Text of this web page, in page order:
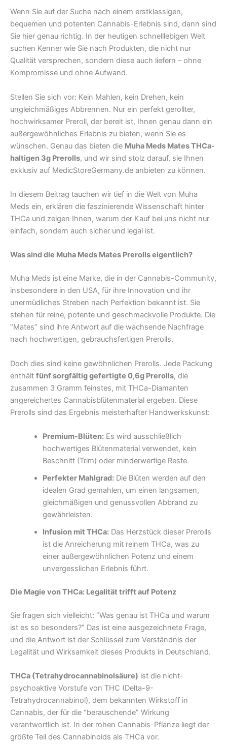
Wenn Sie auf der Suche nach einem erstklassigen,
bequemen und potenten Cannabis-Erlebnis sind, dann sind
Sie hier genau richtig. In der heutigen schnelllebigen Welt
suchen Kenner wie Sie nach Produkten, die nicht nur
Qualität versprechen, sondern diese auch liefern – ohne
Kompromisse und ohne Aufwand.
Stellen Sie sich vor: Kein Mahlen, kein Drehen, kein
ungleichmäßiges Abbrennen. Nur ein perfekt gerollter,
hochwirksamer Preroll, der bereit ist, Ihnen genau dann ein
außergewöhnliches Erlebnis zu bieten, wenn Sie es
wünschen. Genau das bieten die Muha Meds Mates THCa-
haltigen 3g Prerolls, und wir sind stolz darauf, sie Ihnen
exklusiv auf MedicStoreGermany.de anbieten zu können.
In diesem Beitrag tauchen wir tief in die Welt von Muha
Meds ein, erklären die faszinierende Wissenschaft hinter
THCa und zeigen Ihnen, warum der Kauf bei uns nicht nur
einfach, sondern auch sicher und legal ist.
Was sind die Muha Meds Mates Prerolls eigentlich?
Muha Meds ist eine Marke, die in der Cannabis-Community,
insbesondere in den USA, für ihre Innovation und ihr
unermüdliches Streben nach Perfektion bekannt ist. Sie
stehen für reine, potente und geschmackvolle Produkte. Die
“Mates” sind ihre Antwort auf die wachsende Nachfrage
nach hochwertigen, gebrauchsfertigen Prerolls.
Doch dies sind keine gewöhnlichen Prerolls. Jede Packung
enthält fünf sorgfältig gefertigte 0,6g Prerolls, die
zusammen 3 Gramm feinstes, mit THCa-Diamanten
angereichertes Cannabisblütenmaterial ergeben. Diese
Prerolls sind das Ergebnis meisterhafter Handwerkskunst:
Premium-Blüten:Es wird ausschließlich
hochwertiges Blütenmaterial verwendet, kein
Beschnitt (Trim) oder minderwertige Reste.
Perfekter Mahlgrad:Die Blüten werden auf den
idealen Grad gemahlen, um einen langsamen,
gleichmäßigen und genussvollen Abbrand zu
gewährleisten.
Infusion mit THCa:Das Herzstück dieser Prerolls
ist die Anreicherung mit reinem THCa, was zu
einer außergewöhnlichen Potenz und einem
unvergesslichen Erlebnis führt.
Die Magie von THCa: Legalität trifft auf Potenz
Sie fragen sich vielleicht: “Was genau ist THCa und warum
ist es so besonders?” Das ist eine ausgezeichnete Frage,
und die Antwort ist der Schlüssel zum Verständnis der
Legalität und Wirksamkeit dieses Produkts in Deutschland.
THCa (Tetrahydrocannabinolsäure) ist die nicht-
psychoaktive Vorstufe von THC (Delta-9-
Tetrahydrocannabinol), dem bekannten Wirkstoff in
Cannabis, der für die “berauschende” Wirkung
verantwortlich ist. In der rohen Cannabis-Pflanze liegt der
größte Teil des Cannabinoids als THCa vor.